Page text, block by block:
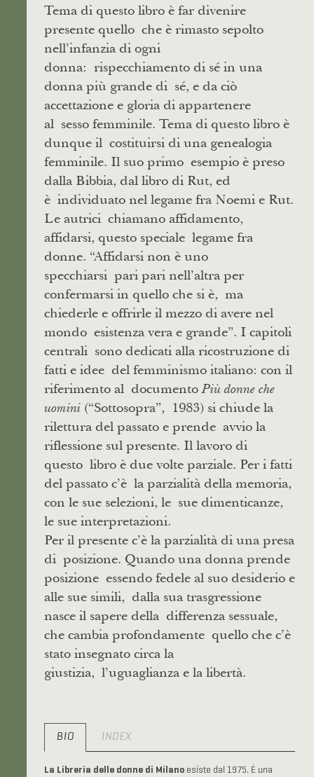
Tema di questo libro è far divenire
presente quello che è rimasto sepolto
nell’infanzia di ogni
donna: rispecchiamento di sé in una
donna più grande di sé, e da ciò
accettazione e gloria di appartenere
al sesso femminile. Tema di questo libro è
dunque il costituirsi di una genealogia
femminile. Il suo primo esempio è preso
dalla Bibbia, dal libro di Rut, ed
è individuato nel legame fra Noemi e Rut.
Le autrici chiamano affidamento,
affidarsi, questo speciale legame fra
donne. “Affidarsi non è uno
specchiarsi pari pari nell’altra per
confermarsi in quello che si è, ma
chiederle e offrirle il mezzo di avere nel
mondo esistenza vera e grande”. I capitoli
centrali sono dedicati alla ricostruzione di
fatti e idee del femminismo italiano: con il
riferimento al documentoPiù donne che
uomini (“Sottosopra”, 1983) si chiude la
rilettura del passato e prende avvio la
riflessione sul presente. Il lavoro di
questo libro è due volte parziale. Per i fatti
del passato c’è la parzialità della memoria,
con le sue selezioni, le sue dimenticanze,
le sue interpretazioni.
Per il presente c’è la parzialità di una presa
di posizione. Quando una donna prende
posizione essendo fedele al suo desiderio e
alle sue simili, dalla sua trasgressione
nasce il sapere della differenza sessuale,
che cambia profondamente quello che c’è
stato insegnato circa la
giustizia, l’uguaglianza e la libertà.
BIO INDEX
La Libreria delle donne di Milanoesiste dal 1975. È una